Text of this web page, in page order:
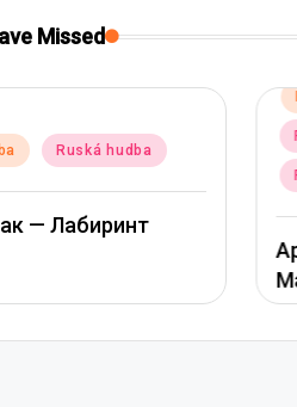
Missed
Ruská hudba
— Лабиринт
in